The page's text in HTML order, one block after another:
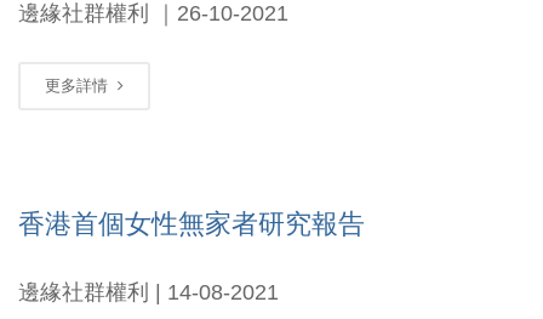
邊緣社群權利 ｜26-10-2021
更多詳情
香港首個女性無家者研究報告
邊緣社群權利 | 14-08-2021